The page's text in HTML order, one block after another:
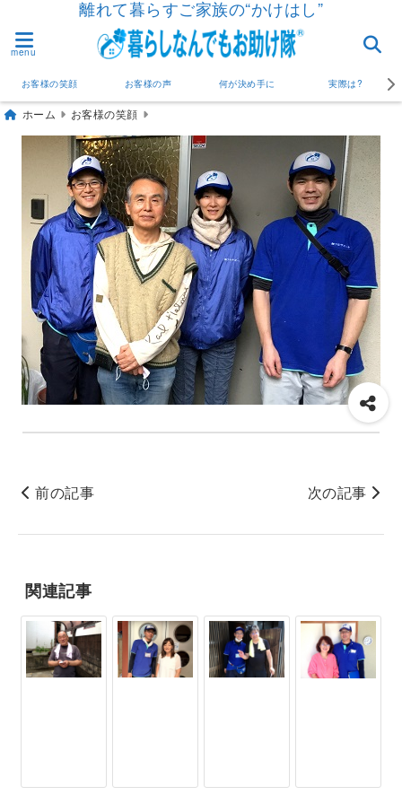
離れて暮らすご家族の“かけはし”
menu
お客様の笑顔 お客様の声 何が決め手に 実際は?
ホーム お客様の笑顔
前の記事 次の記事
関連記事